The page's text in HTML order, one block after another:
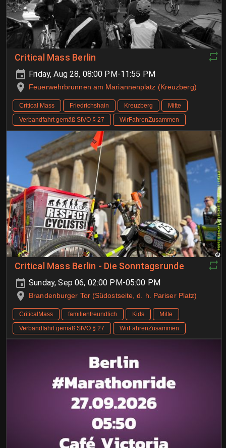
Critical Mass Berlin
Friday, Aug 28, 08:00 PM-11:55 PM
Feuerwehrbrunnen am Mariannenplatz (Kreuzberg)
Critical Mass Friedrichshain Kreuzberg
Mitte
Verbandfahrt gemäß StVO § 27
WirFahrenZusammen
Critical Mass Berlin - Die Sonntagsrunde
Sunday, Sep 06, 02:00 PM-05:00 PM
Brandenburger Tor (Südostseite, d. h. Pariser Platz)
CriticalMass familienfreundlich Kids
Mitte
Verbandfahrt gemäß StVO § 27
WirFahrenZusammen